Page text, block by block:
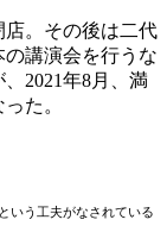
店。その後は二代
講演会を行うな
2021年8月、満
た。
いう工夫がなされている